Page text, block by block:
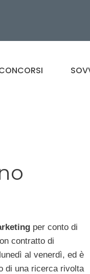
per conto di
contratto di
al venerdì, ed è
di una ricerca rivolta